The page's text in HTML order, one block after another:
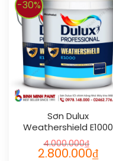
-30%
Sơn Dulux
Weathershield E1000
Pro
4.000.000₫
2.800.000₫